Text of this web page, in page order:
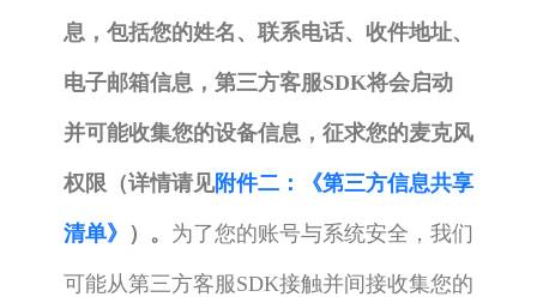
息，包括您的姓名、联系电话、收件地址、
电子邮箱信息，第三方客服SDK将会启动
并可能收集您的设备信息，征求您的麦克风
权限（详情请见附件二：《第三方信息共享
清单》 ）。 为了您的账号与系统安全，我们
可能从第三方客服SDK接触并间接收集您的